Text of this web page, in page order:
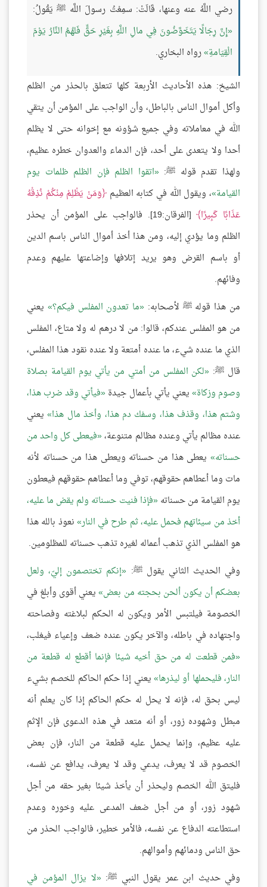
رضي اللَّهُ عنه وعنها، قَالَتْ: سمِعْتُ رسولَ اللَّه ﷺ يَقُولُ:
إِنَّ رِجَالًا يَتَخَوَّضُونَ فِي مالِ اللَّهِ بِغَيْرِ حَقٍّ فَلهُمُ النَّارُ يَوْمَ
الْقِيَامةِ رواه البخاري.
الشيخ: هذه الأحاديث الأربعة كلها تتعلق بالحذر من الظلم
وأكل أموال الناس بالباطل، وأن الواجب على المؤمن أن يتقي
الله في معاملاته وفي جميع شؤونه مع إخوانه حتى لا يظلم
أحدا ولا يتعدى على أحد، فإن الدماء والعدوان خطره عظيم،
ولهذا تقدم قوله ﷺ: اتقوا الظلم فإن الظلم ظلمات يوم
القيامة ، ويقول الله في كتابه العظيم وَمَنْ يَظْلِمْ مِنْكُمْ نُذِقْهُ
عَذَابًا كَبِيرًا
[الفرقان:19]. فالواجب على المؤمن أن يحذر
الظلم وما يؤدي إليه، ومن هذا أخذ أموال الناس باسم الدين
أو باسم القرض وهو يريد إتلافها وإضاعتها عليهم وعدم
وفائهم.
من هذا قوله ﷺ لأصحابه: ما تعدون المفلس فيكم؟ يعني
من هو المفلس عندكم، قالوا: من لا درهم له ولا متاع، المفلس
الذي ما عنده شيء، ما عنده أمتعة ولا عنده نقود هذا المفلس،
قال ﷺ: لكن المفلس من أمتي من يأتي يوم القيامة بصلاة
وصوم وزكاة يعني يأتي بأعمال جيدة فيأتي وقد ضرب هذا،
وشتم هذا، وقذف هذا، وسفك دم هذا، وأخذ مال هذا يعني
عنده مظالم يأتي وعنده مظالم متنوعة، فيعطى كل واحد من
حسناته يعطى هذا من حسناته ويعطى هذا من حسناته لأنه
مات وما أعطاهم حقوقهم، توفي وما أعطاهم حقوقهم فيعطون
يوم القيامة من حسناته فإذا فنيت حسناته ولم يقض ما عليه،
أخذ من سيئاتهم فحمل عليه، ثم طرح في النار نعوذ بالله هذا
هو المفلس الذي تذهب أعماله لغيره تذهب حسناته للمظلومين.
وفي الحديث الثاني يقول ﷺ:
إنكم تختصمون إليّ، ولعل
بعضكم أن يكون ألحن بحجته من بعض يعني أقوى وأبلغ في
الخصومة فيلتبس الأمر ويكون له الحكم لبلاغته وفصاحته
واجتهاده في باطله، والآخر يكون عنده ضعف وإعياء فيغلب،
فمن قطعت له من حق أخيه شيئا فإنما أقطع له قطعة من
النار، فليحملها أو ليذرها يعني إذا حكم الحاكم للخصم بشيء
ليس بحق له، فإنه لا يحل له حكم الحاكم إذا كان يعلم أنه
مبطل وشهوده زور، أو أنه متعد في هذه الدعوى فإن الإثم
عليه عظيم، وإنما يحمل عليه قطعة من النار، فإن بعض
الخصوم قد لا يعرف، يدعي وقد لا يعرف، يدافع عن نفسه،
فليتق الله الخصم وليحذر أن يأخذ شيئا بغير حقه من أجل
شهود زور، أو من أجل ضعف المدعى عليه وخوره وعدم
استطاعته الدفاع عن نفسه، فالأمر خطير، فالواجب الحذر من
حق الناس ودمائهم وأموالهم.
وفي حديث ابن عمر يقول النبي ﷺ: لا يزال المؤمن في